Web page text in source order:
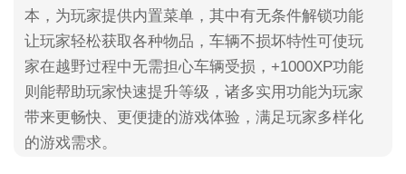
本，为玩家提供内置菜单，其中有无条件解锁功能
让玩家轻松获取各种物品，车辆不损坏特性可使玩
家在越野过程中无需担心车辆受损，+1000XP功能
则能帮助玩家快速提升等级，诸多实用功能为玩家
带来更畅快、更便捷的游戏体验，满足玩家多样化
的游戏需求。